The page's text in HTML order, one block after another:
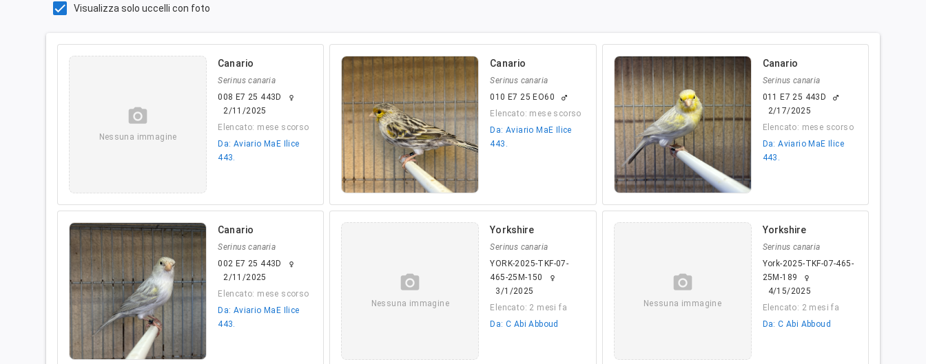
Visualizza solo uccelli con foto
camera_alt
Nessuna immagine
Canario
Serinus canaria
008 E7 25 443D
female
2/11/2025
Elencato: mese scorso
Da: Aviario MaE Ilice
443.
Canario
Serinus canaria
010 E7 25 EO60
male
Elencato: mese scorso
Da: Aviario MaE Ilice
443.
Canario
Serinus canaria
011 E7 25 443D
male
2/17/2025
Elencato: mese scorso
Da: Aviario MaE Ilice
443.
Canario
Serinus canaria
002 E7 25 443D
female
2/11/2025
Elencato: mese scorso
Da: Aviario MaE Ilice
443.
camera_alt
Nessuna immagine
Yorkshire
Serinus canaria
YORK-2025-TKF-07-
465-25M-150
female
3/1/2025
Elencato: 2 mesi fa
Da: C Abi Abboud
camera_alt
Nessuna immagine
Yorkshire
Serinus canaria
York-2025-TKF-07-465-
25M-189
female
4/15/2025
Elencato: 2 mesi fa
Da: C Abi Abboud